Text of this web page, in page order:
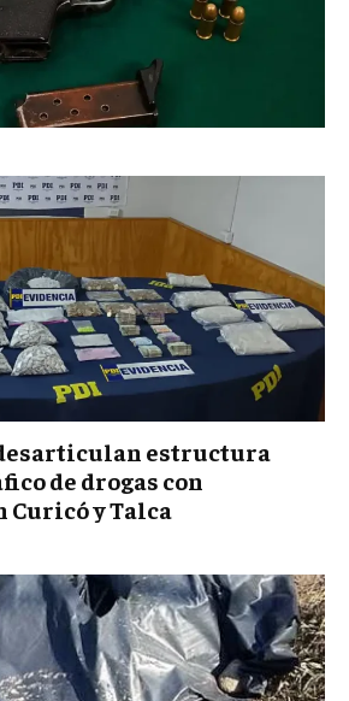
estructura
de drogas con
Curicó y Talca